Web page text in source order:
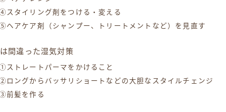
スタイリング剤をつける・変える
ヘアケア剤（シャンプー、トリートメントなど）を見直す
間違った湿気対策
ストレートパーマをかけること
ロングからバッサリショートなどの大胆なスタイルチェンジ
前髪を作る